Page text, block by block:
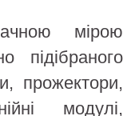
мірою
підібраного
прожектори,
модулі,